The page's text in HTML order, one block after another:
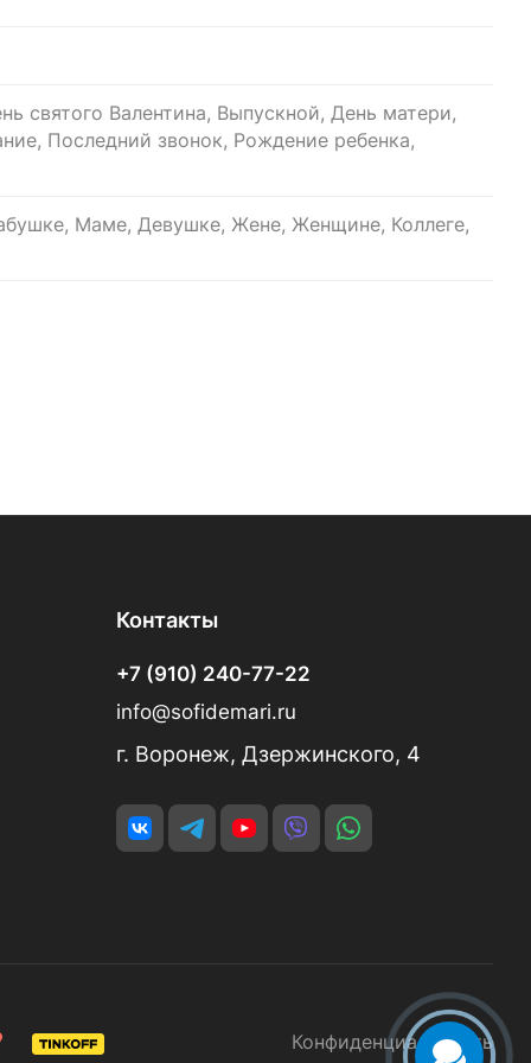
святого Валентина, Выпускной, День матери,
Последний звонок, Рождение ребенка,
Маме, Девушке, Жене, Женщине, Коллеге,
Контакты
+7 (910) 240-77-22
info@sofidemari.ru
г. Воронеж, Дзержинского, 4
Конфиденциальность